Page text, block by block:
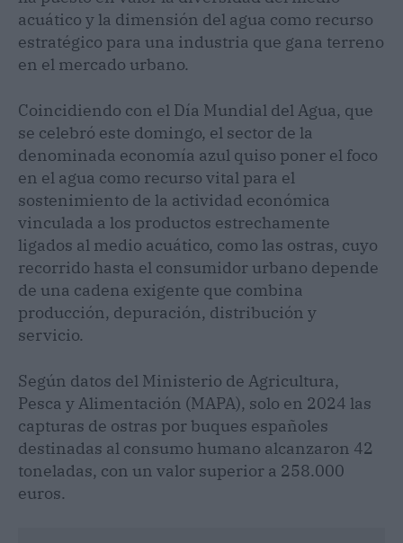
acuático y la dimensión del agua como recurso
estratégico para una industria que gana terreno
en el mercado urbano.
Coincidiendo con el Día Mundial del Agua, que
se celebró este domingo, el sector de la
denominada economía azul quiso poner el foco
en el agua como recurso vital para el
sostenimiento de la actividad económica
vinculada a los productos estrechamente
ligados al medio acuático, como las ostras, cuyo
recorrido hasta el consumidor urbano depende
de una cadena exigente que combina
producción, depuración, distribución y
servicio.
Según datos del Ministerio de Agricultura,
Pesca y Alimentación (MAPA), solo en 2024 las
capturas de ostras por buques españoles
destinadas al consumo humano alcanzaron 42
toneladas, con un valor superior a 258.000
euros.